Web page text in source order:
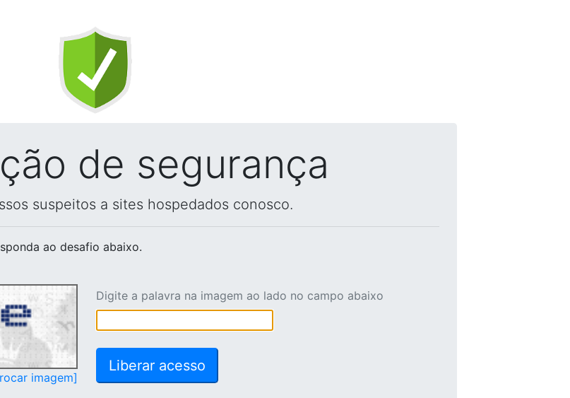
de segurança
suspeitos a sites hospedados conosco.
ao desafio abaixo.
imagem]
Digite a palavra na imagem ao lado no campo abaixo